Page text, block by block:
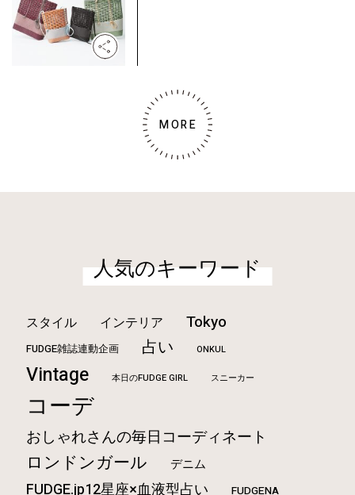
MORE
人気のキーワード
スタイル インテリア Tokyo
FUDGE雑誌連動企画 占い ONKUL
Vintage 本日のFUDGE GIRL スニーカー
コーデ
おしゃれさんの毎日コーディネート
ロンドンガール デニム
FUDGE.jp12星座×血液型占い FUDGENA